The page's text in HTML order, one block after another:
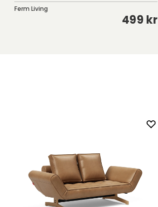
Ferm Living
499 kr